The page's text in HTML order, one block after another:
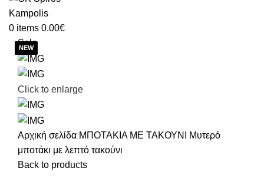
0 items 0.00€
Sale
Click to enlarge
Αρχική σελίδα ΜΠΟΤΑΚΙΑ ΜΕ ΤΑΚΟΥΝΙ
Μυτερό
μποτάκι με λεπτό τακούνι
Back to products